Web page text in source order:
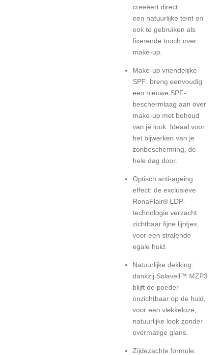
creeëert direct
een natuurlijke teint en
ook te gebruiken als
fixerende touch over
make-up.
Make-up vriendelijke
SPF: breng eenvoudig
een nieuwe SPF-
beschermlaag aan over
make-up met behoud
van je look. Ideaal voor
het bijwerken van je
zonbescherming, de
hele dag door.
Optisch anti-ageing
effect: de exclusieve
RonaFlair® LDP-
technologie verzacht
zichtbaar fijne lijntjes,
voor een stralende
egale huid.
Natuurlijke dekking:
dankzij Solaveil™ MZP3
blijft de poeder
onzichtbaar op de huid,
voor een vlekkeloze,
natuurlijke look zonder
overmatige glans.
Zijdezachte formule: